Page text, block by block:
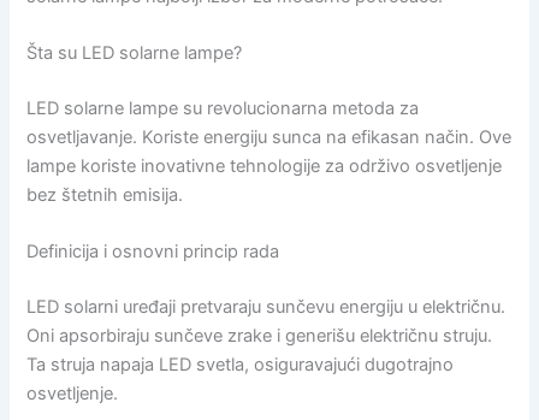
Šta su LED solarne lampe?
LED solarne lampe su revolucionarna metoda za
osvetljavanje. Koriste energiju sunca na efikasan način. Ove
lampe koriste inovativne tehnologije za održivo osvetljenje
bez štetnih emisija.
Definicija i osnovni princip rada
LED solarni uređaji pretvaraju sunčevu energiju u električnu.
Oni apsorbiraju sunčeve zrake i generišu električnu struju.
Ta struja napaja LED svetla, osiguravajući dugotrajno
osvetljenje.